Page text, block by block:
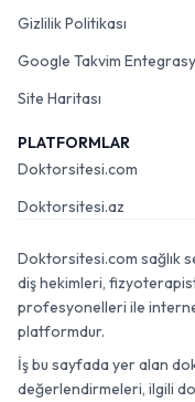
Gizlilik Politikası
Google Takvim
Site Haritası
PLATFORMLAR
Doktorsitesi.com
Doktorsitesi.az
Doktorsitesi.com sağlık
diş hekimleri,
profesyonelleri ile internet
platformdur.
İş bu sayfada yer alan
değerlendirmeleri, ilgili